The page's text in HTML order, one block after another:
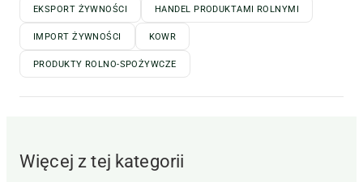
EKSPORT ŻYWNOŚCI HANDEL PRODUKTAMI ROLNYMI
IMPORT ŻYWNOŚCI KOWR
PRODUKTY ROLNO-SPOŻYWCZE
Więcej z tej kategorii